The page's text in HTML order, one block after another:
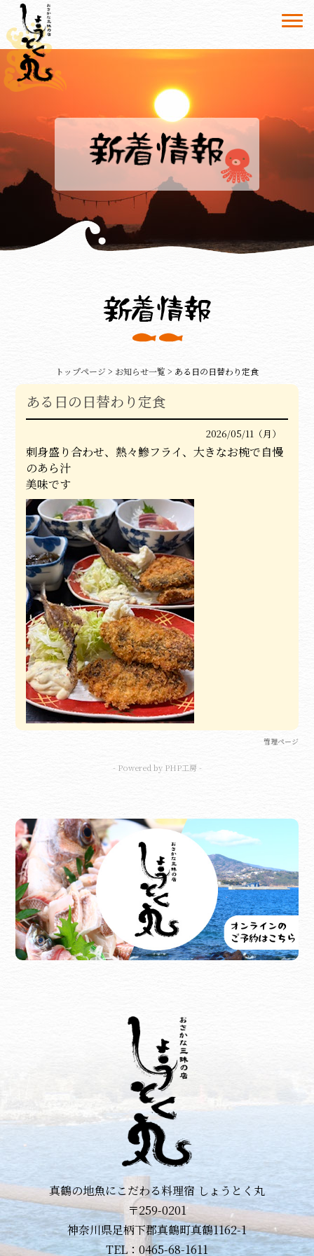
トップページ > お知らせ一覧 > ある日の日替わり定食
ある日の日替わり定食
2026/05/11（月）
刺身盛り合わせ、熱々鰺フライ、大きなお椀で自慢
のあら汁
美味です
管理ページ
- Powered by PHP工房 -
真鶴の地魚にこだわる料理宿 しょうとく丸
〒259-0201
神奈川県足柄下郡真鶴町真鶴1162-1
TEL：0465-68-1611